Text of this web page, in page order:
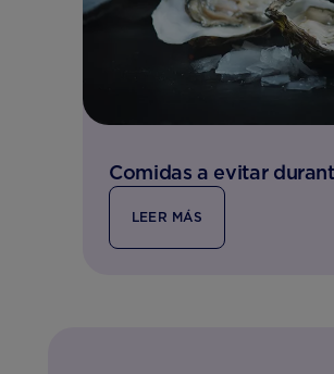
Comidas a evitar
LEER MÁS